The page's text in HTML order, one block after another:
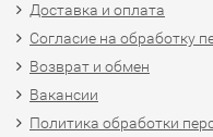
Доставка и оплата
Согласие на обработку
Возврат и обмен
Вакансии
Политика обработки